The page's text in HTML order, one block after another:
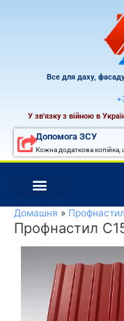
Все для даху,
У зв'язку з війною в
Допомога ЗСУ
Кожна додаткова копійка,
Домашня
Профнастил